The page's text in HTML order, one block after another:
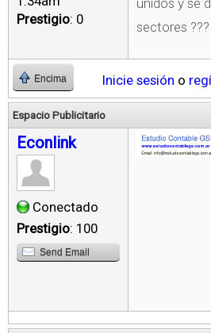
Prestigio: 0
unidos y se
sectores ???
Encima Inicie sesión o
Espacio Publicitario
Econlink
Conectado
Prestigio: 100
Send Email